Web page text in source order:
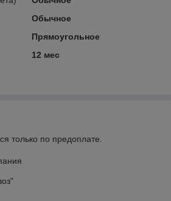
Обычное
Прямоугольное
12 мес
только по предоплате.